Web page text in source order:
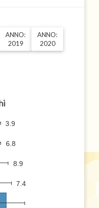
ANNO:
2019
ANNO:
2020
3.9
6.8
8.9
7.4